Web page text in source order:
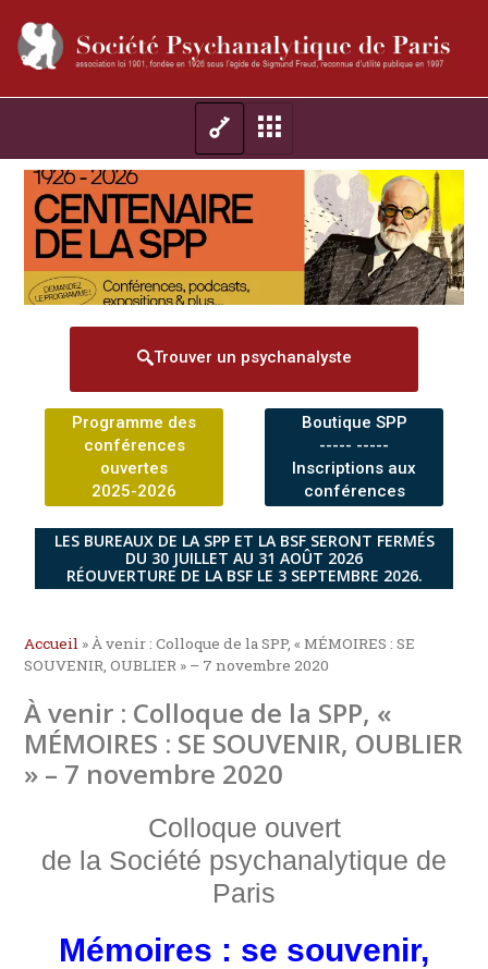
Trouver un psychanalyste
Programme des
conférences
ouvertes
2025-2026
Boutique SPP
----- -----
Inscriptions aux
conférences
LES BUREAUX DE LA SPP ET LA BSF SERONT FERMÉS
DU 30 JUILLET AU 31 AOÛT 2026
RÉOUVERTURE DE LA BSF LE 3 SEPTEMBRE 2026.
Accueil »À venir : Colloque de la SPP, « MÉMOIRES : SE
SOUVENIR, OUBLIER » – 7 novembre 2020
À venir : Colloque de la SPP, «
MÉMOIRES : SE SOUVENIR, OUBLIER
» – 7 novembre 2020
Colloque ouvert
de la Société psychanalytique de
Paris
Mémoires : se souvenir,